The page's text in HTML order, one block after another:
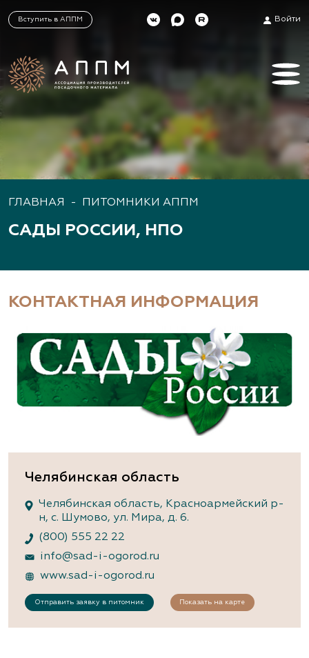
Вступить в АППМ Войти
ГЛАВНАЯ - ПИТОМНИКИ АППМ
САДЫ РОССИИ, НПО
КОНТАКТНАЯ ИНФОРМАЦИЯ
Челябинская область
Челябинская область, Красноармейский р-
н, с. Шумово, ул. Мира, д. 6.
(800) 555 22 22
info@sad-i-ogorod.ru
www.sad-i-ogorod.ru
Отправить заявку в питомник Показать на карте